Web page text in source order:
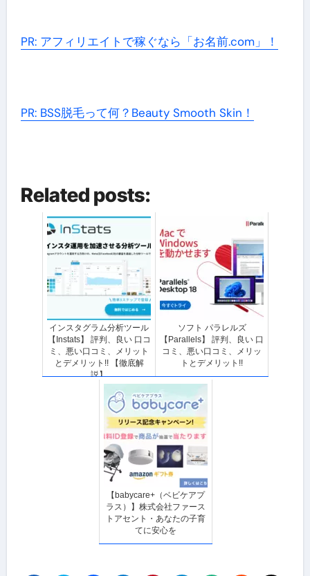
PR: アフィリエイトで稼ぐなら「お名前.com」！
PR: BSS脱毛って何？Beauty Smooth Skin！
Related posts:
インスタグラム分析ツール
【Instats】 評判、良い 口コ
ミ、悪い口コミ、メリット
とデメリット!! 【徹底解
説】
ソフト パラレルズ
【Parallels】 評判、良い 口
コミ、悪い口コミ、メリッ
トとデメリット!!
【babycare+（ベビケアプ
ラス）】株式会社ファース
トアセント・あなたの子育
てに安心を